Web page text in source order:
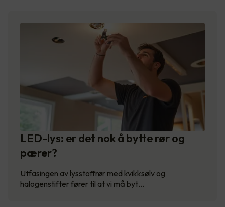
LED-lys: er det nok å bytte rør og
pærer?
Utfasingen av lysstoffrør med kvikksølv og
halogenstifter fører til at vi må byt…